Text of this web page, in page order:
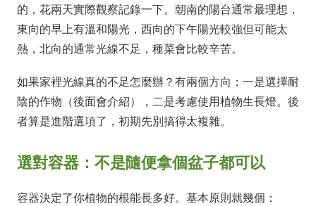
的，花兩天實際觀察記錄一下。朝南的陽台通常最理想，
東向的早上有溫和陽光，西向的下午陽光較強但可能太
熱，北向的通常光線不足，種菜會比較辛苦。
如果家裡光線真的不足怎麼辦？有兩個方向：一是選擇耐
陰的作物（後面會介紹），二是考慮使用植物生長燈。後
者算是進階選項了，初期先別搞得太複雜。
選對容器：不是隨便拿個盆子都可以
容器決定了你植物的根能長多好。基本原則就幾個：